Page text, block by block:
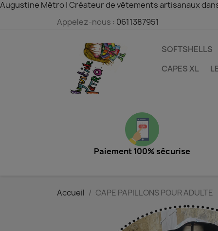
Augustine Métro | Créateur de vêtements artisanaux
Appelez-nous : 0611387951
SOFTSHELLS
CAPES XL
Paiement 100% sécurise
Accueil CAPE PAPILLONS POUR ADULTE